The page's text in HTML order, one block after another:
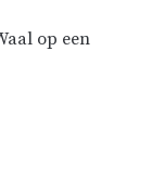
op een